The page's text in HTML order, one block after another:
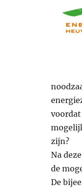
voordat
zijn?
Na
de
De